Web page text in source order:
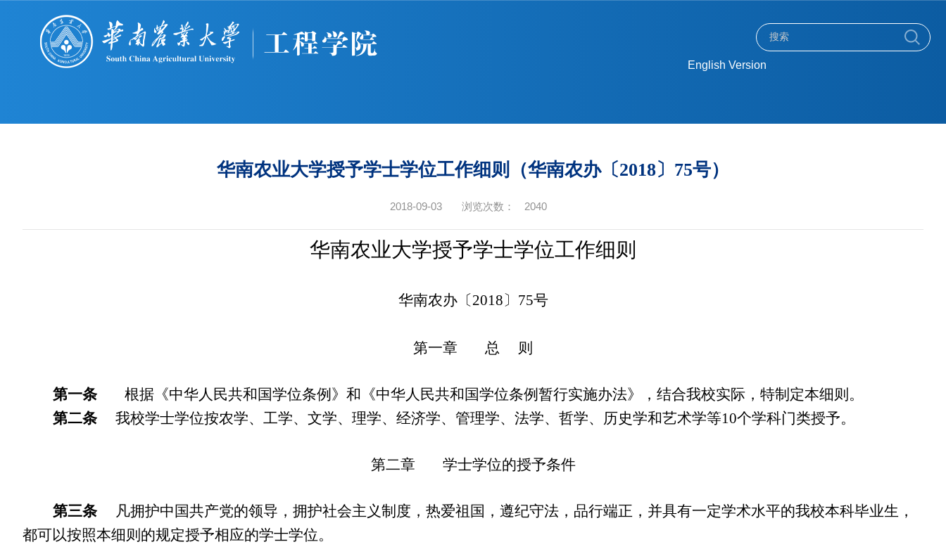
English Version
​华南农业大学授予学士学位工作细则（华南农办〔2018〕75号）
2018-09-03 浏览次数： 2040
华南农业大学授予学士学位工作细则
华南农办〔2018〕 75号
第一章 总 则
第一条
根据《中华人民共和国学位条例》和《中华人民共和国学位条例暂行实施办法》，结合我校实际，特制定本细则。
第二条我校学士学位按农学、工学、文学、理学、经济学、管理学、法学、哲学、历史学和艺术学等10个学科门类授予。
第二章 学士学位的授予条件
第三条凡拥护中国共产党的领导，拥护社会主义制度，热爱祖国，遵纪守法，品行端正，并具有一定学术水平的我校本科毕业生，
都可以按照本细则的规定授予相应的学士学位。